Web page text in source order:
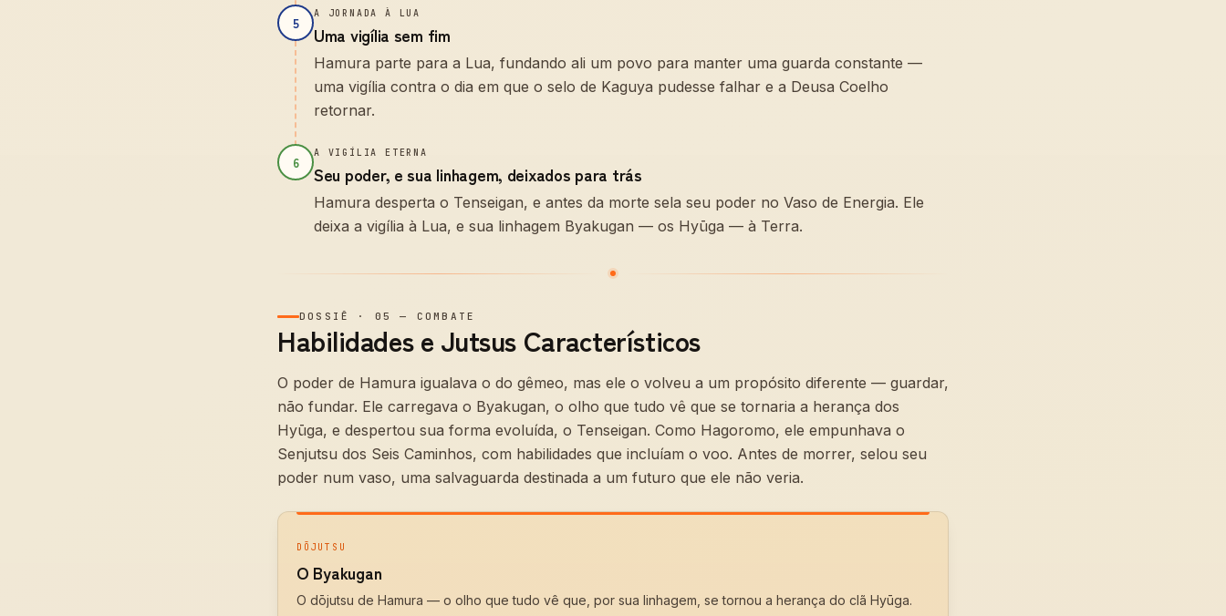
5
A JORNADA À LUA
Uma vigília sem fim
Hamura parte para a Lua, fundando ali um povo para manter uma guarda constante —
uma vigília contra o dia em que o selo de Kaguya pudesse falhar e a Deusa Coelho
retornar.
6
A VIGÍLIA ETERNA
Seu poder, e sua linhagem, deixados para trás
Hamura desperta o Tenseigan, e antes da morte sela seu poder no Vaso de Energia. Ele
deixa a vigília à Lua, e sua linhagem Byakugan — os Hyūga — à Terra.
DOSSIÊ · 05 — COMBATE
Habilidades e Jutsus Característicos
O poder de Hamura igualava o do gêmeo, mas ele o volveu a um propósito diferente — guardar,
não fundar. Ele carregava o Byakugan, o olho que tudo vê que se tornaria a herança dos
Hyūga, e despertou sua forma evoluída, o Tenseigan. Como Hagoromo, ele empunhava o
Senjutsu dos Seis Caminhos, com habilidades que incluíam o voo. Antes de morrer, selou seu
poder num vaso, uma salvaguarda destinada a um futuro que ele não veria.
DŌJUTSU
O Byakugan
O dōjutsu de Hamura — o olho que tudo vê que, por sua linhagem, se tornou a herança do clã Hyūga.